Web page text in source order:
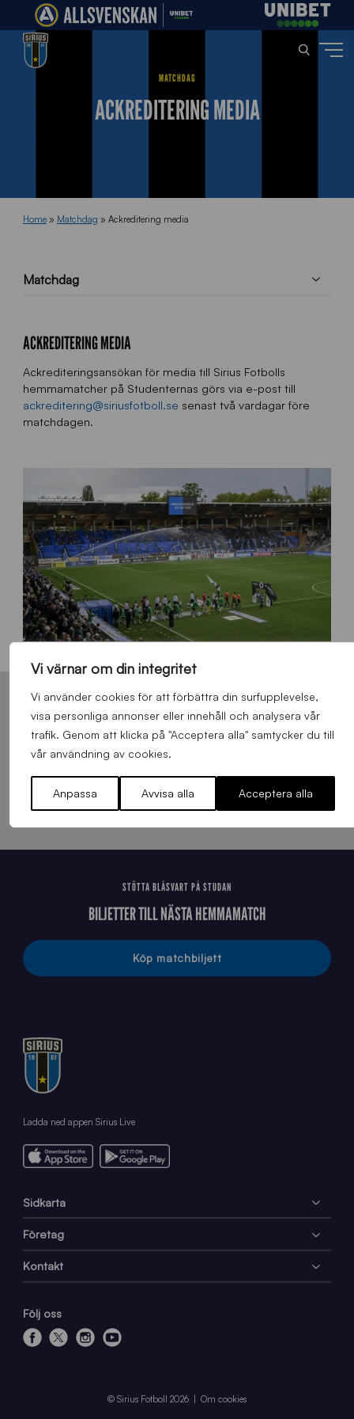
Vi värnar om din integritet
Vi använder cookies för att förbättra din surfupplevelse,
visa personliga annonser eller innehåll och analysera vår
trafik. Genom att klicka på "Acceptera alla" samtycker du till
vår användning av cookies.
Anpassa Avvisa alla Acceptera alla
MATCHDAG
ACKREDITERING MEDIA
Home» Matchdag » Ackreditering media
Matchdag
ACKREDITERING MEDIA
Ackrediteringsansökan för media till Sirius Fotbolls
hemmamatcher på Studenternas görs via e-post till
ackreditering@siriusfotboll.se senast två vardagar före
matchdagen.
HUVUDPARTNERS – SIRIUS FOTBOLL
STÖTTA BLÅSVART PÅ STUDAN
BILJETTER TILL NÄSTA HEMMAMATCH
Köp matchbiljett
Ladda ned appen Sirius Live
Sidkarta
Företag
Kontakt
Följ oss
f
x
i
y
t
© Sirius Fotboll 2026 Om cookies